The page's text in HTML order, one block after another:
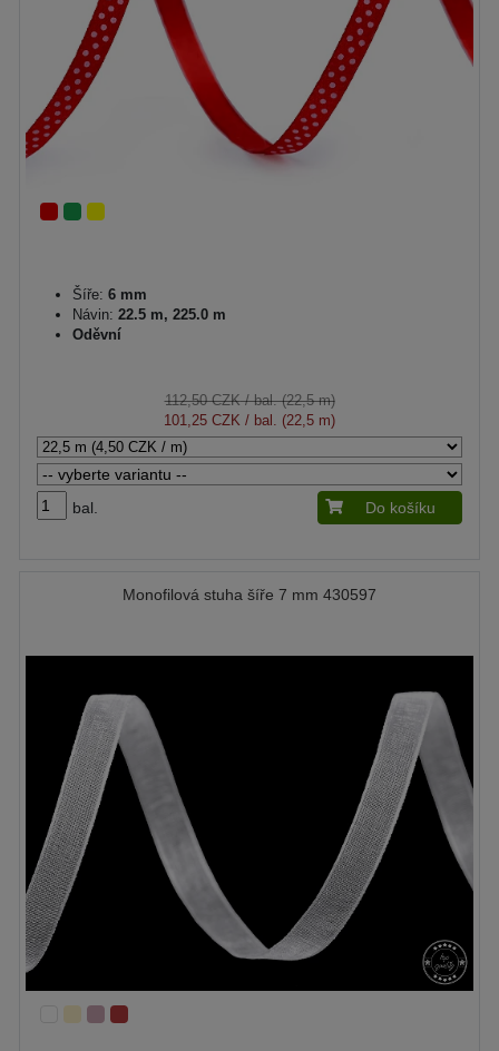
Šíře: 6 mm
Návin: 22.5 m, 225.0 m
Oděvní
112,50 CZK/ bal. (22,5 m)
101,25 CZK / bal. (22,5 m)
bal. Do košíku
Monofilová stuha šíře 7 mm 430597